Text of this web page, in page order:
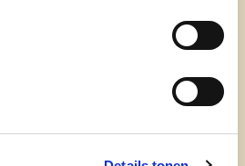
mijn beste beentje voor,